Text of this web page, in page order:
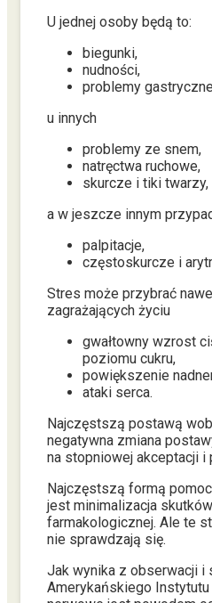
U jednej osoby będą to:
biegunki,
nudności,
problemy
u innych
problemy ze snem,
natręctwa ruchowe,
skurcze i tiki twarzy,
a w jeszcze innym
palpitacje,
częstoskurcze i
Stres może przybrać
zagrażających życiu
gwałtowny wzrost
poziomu cukru,
powiększenie
ataki serca.
Najczęstszą postawą
negatywna zmiana
na stopniowej akceptacji i
Najczęstszą formą
jest minimalizacja
farmakologicznej. Ale te
nie sprawdzają się.
Jak wynika z obserwacji i
Amerykańskiego